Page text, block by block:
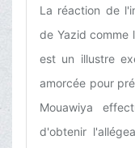
La réaction de
de Yazid comme
est un illustre
amorcée pour
Mouawiya
d'obtenir